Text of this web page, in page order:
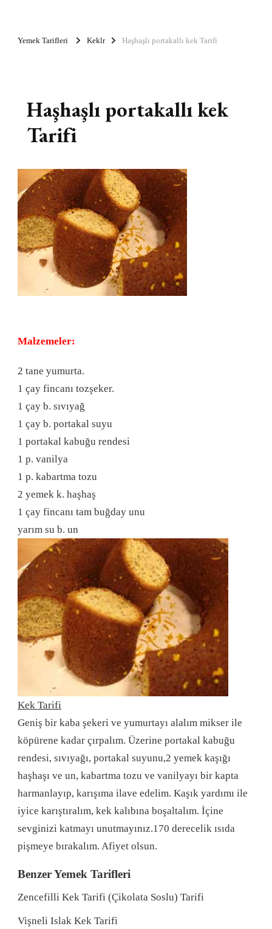
Yemek Tarifleri Keklr Haşhaşlı portakallı kek Tarifi
Haşhaşlı portakallı kek
Tarifi
Malzemeler:
2 tane yumurta.
1 çay fincanı tozşeker.
1 çay b. sıvıyağ
1 çay b. portakal suyu
1 portakal kabuğu rendesi
1 p. vanilya
1 p. kabartma tozu
2 yemek k. haşhaş
1 çay fincanı tam buğday unu
yarım su b. un
Kek Tarifi
Geniş bir kaba şekeri ve yumurtayı alalım mikser ile
köpürene kadar çırpalım. Üzerine portakal kabuğu
rendesi, sıvıyağı, portakal suyunu,2 yemek kaşığı
haşhaşı ve un, kabartma tozu ve vanilyayı bir kapta
harmanlayıp, karışıma ilave edelim. Kaşık yardımı ile
iyice karıştıralım, kek kalıbına boşaltalım. İçine
sevginizi katmayı unutmayınız.170 derecelik ısıda
pişmeye bırakalım. Afiyet olsun.
Benzer Yemek Tarifleri
Zencefilli Kek Tarifi (Çikolata Soslu) Tarifi
Vişneli Islak Kek Tarifi